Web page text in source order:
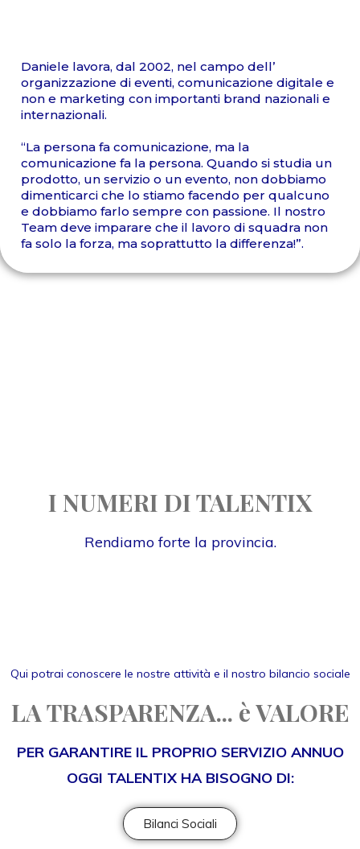
Daniele lavora, dal 2002, nel campo dell’
organizzazione di eventi, comunicazione digitale e
non e marketing con importanti brand nazionali e
internazionali.
“La persona fa comunicazione, ma la
comunicazione fa la persona. Quando si studia un
prodotto, un servizio o un evento, non dobbiamo
dimenticarci che lo stiamo facendo per qualcuno
e dobbiamo farlo sempre con passione. Il nostro
Team deve imparare che il lavoro di squadra non
fa solo la forza, ma soprattutto la differenza!”.
I NUMERI DI TALENTIX
Rendiamo forte la provincia.
Qui potrai conoscere le nostre attività e il nostro bilancio sociale
LA TRASPARENZA... è VALORE
PER GARANTIRE IL PROPRIO SERVIZIO ANNUO
OGGI TALENTIX HA BISOGNO DI:
Bilanci Sociali